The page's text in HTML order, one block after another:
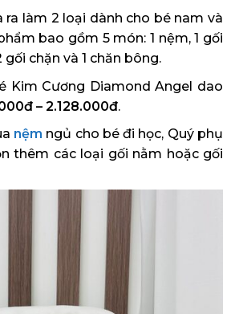
ra làm 2 loại dành cho bé nam và
bao gồm 5 món: 1 nệm, 1 gối
gối chặn và 1 chăn bông.
Kim Cương Diamond Angel dao
– 2.128.000đ.
nệm ngủ cho bé đi học, Quý phụ
thêm các loại gối nằm hoặc gối